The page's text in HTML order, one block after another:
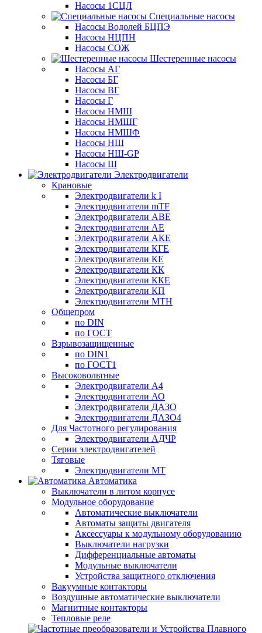
Насосы 1СЦЛ
Специальные насосы
Насосы Водолей БЦПЭ
Насосы НЦПН
Насосы СОЖ
Шестеренные насосы
Насосы АГ
Насосы БГ
Насосы ВГ
Насосы Г
Насосы НМШ
Насосы НМШГ
Насосы НМШФ
Насосы НШ
Насосы НШ-GP
Насосы Ш
Электродвигатели
Крановые
Электродвигатели k I
Электродвигатели mTF
Электродвигатели АВЕ
Электродвигатели АЕ
Электродвигатели АКЕ
Электродвигатели КГЕ
Электродвигатели КЕ
Электродвигатели КК
Электродвигатели ККЕ
Электродвигатели КП
Электродвигатели МТН
Общепром
по DIN
по ГОСТ
Взрывозащищенные
по DIN1
по ГОСТ1
Высоковольтные
Электродвигатели А4
Электродвигатели АО
Электродвигатели ДАЗО
Электродвигатели ДАЗО4
Для Частотного регулирования
Электродвигатели АДЧР
Серии электродвигателей
Тяговые
Электродвигатели МТ
Автоматика
Выключатели в литом корпусе
Модульное оборудование
Автоматические выключатели
Автоматы защиты двигателя
Аксессуары к модульному оборудованию
Выключатели нагрузки
Дифференциальные автоматы
Модульные выключатели
Устройства защитного отключения
Вакуумные контакторы
Воздушные автоматические выключатели
Магнитные контакторы
Тепловые реле